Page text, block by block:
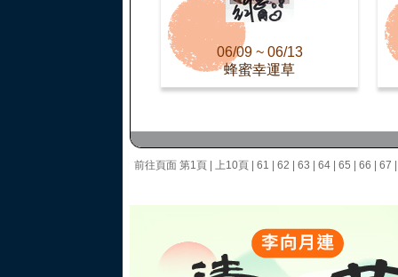
06/09 ~ 06/13
蜂蜜幸運草
前往頁面 第1頁 上10頁 61 62 63 64 65 66 67